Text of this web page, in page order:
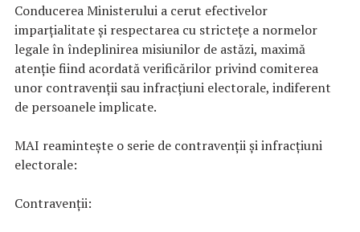
Conducerea Ministerului a cerut efectivelor
imparțialitate și respectarea cu strictețe a normelor
legale în îndeplinirea misiunilor de astăzi, maximă
atenție fiind acordată verificărilor privind comiterea
unor contravenții sau infracțiuni electorale, indiferent
de persoanele implicate.
MAI reamintește o serie de contravenții și infracțiuni
electorale:
Contravenții: